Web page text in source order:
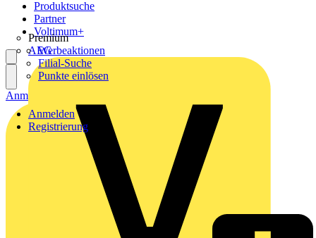
Produktsuche
Partner
Premium
AEG
Voltimum+
Werbeaktionen
Filial-Suche
Punkte einlösen
Anmelden
Registrierung
Anmelden